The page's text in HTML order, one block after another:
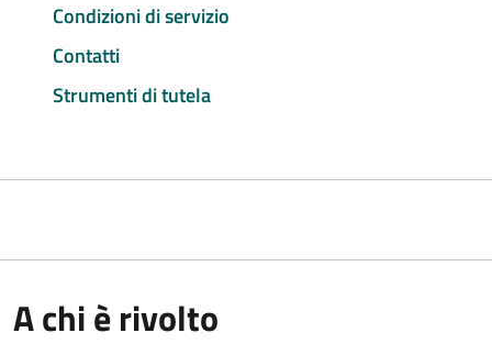
Condizioni di servizio
Contatti
Strumenti di tutela
A chi è rivolto